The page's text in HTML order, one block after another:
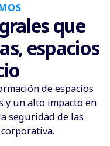
que
espacios
de espacios
y un alto impacto en
seguridad de las